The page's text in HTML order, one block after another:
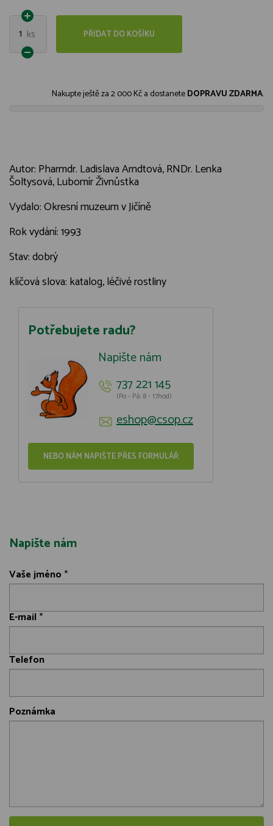
1 ks PŘIDAT DO KOŠÍKU
Nakupte ještě za2 000 Kča dostaneteDOPRAVU ZDARMA.
Autor: Pharmdr. Ladislava Arndtová, RNDr. Lenka
Šoltysová, Lubomír Živnůstka
Vydalo: Okresní muzeum v Jičíně
Rok vydání: 1993
Stav: dobrý
klíčová slova: katalog, léčivé rostliny
Potřebujete radu?
Napište nám
737 221 145
(Po - Pá: 8 - 17hod)
eshop@csop.cz
NEBO NÁM NAPIŠTE PŘES FORMULÁŘ
Napište nám
Vaše jméno *
E-mail *
Telefon
Poznámka